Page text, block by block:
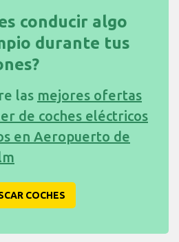
conducir algo
durante tus
las mejores ofertas
de coches eléctricos
en Aeropuerto de
COCHES